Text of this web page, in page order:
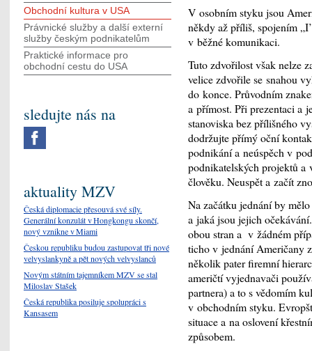
V osobním styku jsou
někdy až příliš, spojením
v běžné komunikaci.
Tuto zdvořilost však nelze
velice zdvořile se snahou
do konce. Průvodním
a přímost. Při prezentaci a
stanoviska bez přílišného
dodržujte přímý oční
podnikání a neúspěch v
podnikatelských projektů a
člověku. Neuspět a začít
Na začátku jednání by
a jaká jsou jejich
obou stran a v žádném
ticho v jednání Američany
několik pater firemní
američtí vyjednavači
partnera) a to s vědomím
v obchodním styku.
situace a na oslovení
způsobem.
Obchodní kultura v USA
Právnické služby a další externí
služby českým podnikatelům
Praktické informace pro
obchodní cestu do USA
sledujte nás na
aktuality MZV
Česká diplomacie přesouvá své síly.
Generální konzulát v Hongkongu skončí,
nový vznikne v Miami
Českou republiku budou zastupovat tři nové
velvyslankyně a pět nových velvyslanců
Novým státním tajemníkem MZV se stal
Miloslav Stašek
Česká republika posiluje spolupráci s
Kansasem